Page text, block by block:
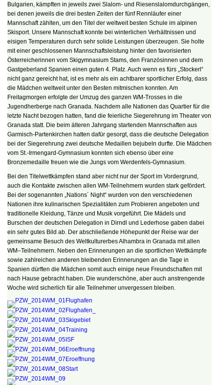
Bulgarien, kämpften in jeweils zwei Slalom- und Riesenslalomdurchgängen,
bei denen jeweils die drei besten Zeiten der fünf Rennläufer einer
Mannschaft zählten, um den Titel der weltweit besten Schule im alpinen
Skisport. Unsere Mannschaft konnte bei winterlichen Verhältnissen und
eisigen Temperaturen durch sehr solide Leistungen überzeugen. Sie holte
mit einer geschlossenen Mannschaftsleistung hinter den favorisierten
Österreicherinnen vom Skigymnasium Stams, den Französinnen und dem
Gastgeberland Spanien einen guten 4. Platz. Auch wenn es fürs „Stockerl“
nicht ganz gereicht hat, ist es mehr als ein achtbarer sportlicher Erfolg, dass
die Mädchen weltweit unter den Besten mitmischen konnten. Am
Freitagmorgen erfolgte der Umzug des ganzen WM-Trosses in die
Jugendherberge nach Granada. Nachdem alle Nationen das Quartier für die
letzte Nacht bezogen hatten, fand die feierliche Siegerehrung im Theater von
Granada statt. Die beim älteren Jahrgang startenden Mannschaften aus
Garmisch-Partenkirchen hatten dafür gesorgt, dass die deutsche Delegation
bei der Siegerehrung zwei deutsche Medaillen bejubeln durfte. Die Mädchen
vom St.-Irmengard-Gymnasium konnten sich ebenso über eine
Bronzemedaille freuen wie die Jungs vom Werdenfels-Gymnasium.
Bei den Titelwettkämpfen stand aber nicht nur der Sport im Vordergrund,
auch die Kontakte zwischen allen WM-Teilnehmern wurden stark gefördert.
Bei der sogenannten „Nations´ Night“ wurden von den verschiedenen
Nationen ihre kulinarischen Spezialitäten zum Probieren angeboten und
traditionelle Kleidung, Tänze und Musik vorgeführt. Die Mädels und
Burschen der deutschen Delegation in Dirndl und Lederhose gaben dabei
ein sehr gutes Bild ab. Der abschließende Höhepunkt der Reise war der
gemeinsame Besuch des Weltkulturerbes Alhambra in Granada mit allen
WM–Teilnehmern. Neben den Erinnerungen an die sportlichen Wettkämpfe
sowie zahlreichen anderen bleibenden Erinnerungen an die Tage in
Spanien dürften die Mädchen somit auch einige neue Freundschaften mit
nach Hause gebracht haben. Die wunderschöne, aber auch anstrengende
Woche wird sicherlich für alle Teilnehmer unvergessen bleiben.